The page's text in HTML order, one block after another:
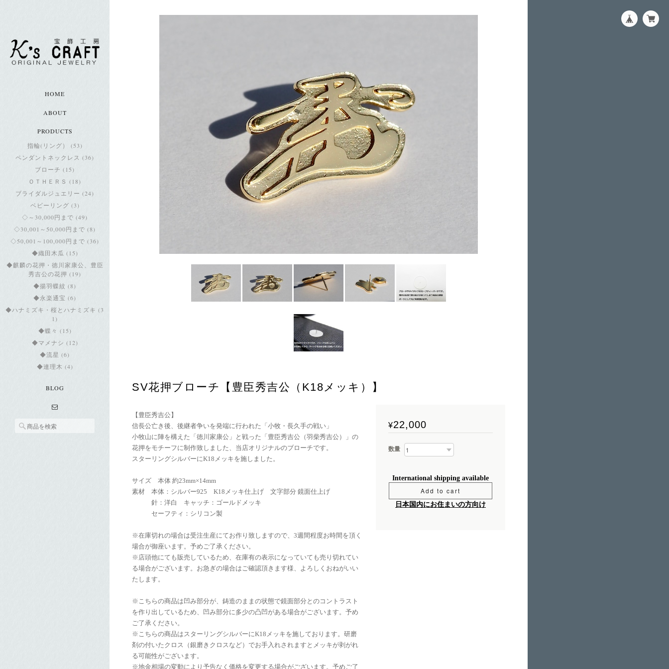
HOME
ABOUT
PRODUCTS
指輪(リング） (53)
ペンダントネックレス (36)
ブローチ (15)
ＯＴＨＥＲＳ (18)
ブライダルジュエリー (24)
ベビーリング (3)
◇～30,000円まで (49)
◇30,001～50,000円まで (8)
◇50,001～100,000円まで (36)
◆織田木瓜 (15)
◆麒麟の花押・徳川家康公、豊臣
秀吉公の花押 (19)
◆揚羽蝶紋 (8)
◆永楽通宝 (6)
◆ハナミズキ・桜とハナミズキ (3
1)
◆蝶々 (15)
◆マメナシ (12)
◆流星 (6)
◆連理木 (4)
BLOG SV花押ブローチ【豊臣秀吉公（K18メッキ）】
【豊臣秀吉公】
信長公亡き後、後継者争いを発端に行われた「小牧・長久手の戦い」
小牧山に陣を構えた「徳川家康公」と戦った「豊臣秀吉公（羽柴秀吉公）」の
花押をモチーフに制作致しました、当店オリジナルのブローチです。
スターリングシルバーにK18メッキを施しました。
サイズ 本体 約23mm×14mm
素材 本体：シルバー925 K18メッキ仕上げ 文字部分 鏡面仕上げ
針：洋白 キャッチ：ゴールドメッキ
セーフティ：シリコン製
※在庫切れの場合は受注生産にてお作り致しますので、3週間程度お時間を頂く
場合が御座います。予めご了承ください。
※店頭他にても販売しているため、在庫有の表示になっていても売り切れてい
る場合がございます。お急ぎの場合はご確認頂きます様、よろしくおねがいい
たします。
※こちらの商品は凹み部分が、鋳造のままの状態で鏡面部分とのコントラスト
を作り出しているため、凹み部分に多少の凸凹がある場合がございます。予め
ご了承ください。
※こちらの商品はスターリングシルバーにK18メッキを施しております。研磨
剤の付いたクロス（銀磨きクロスなど）でお手入れされますとメッキが剥がれ
る可能性がございます。
※地金相場の変動により予告なく価格を変更する場合がございます。予めご了
¥22,000
数量
International shipping available
Add to cart
日本国内にお住まいの方向け